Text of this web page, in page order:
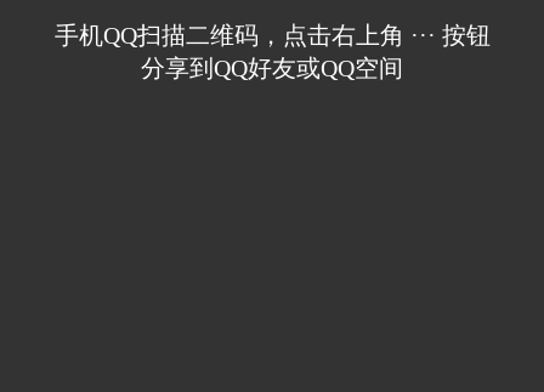
手机QQ扫描二维码，点击右上角 ··· 按钮
分享到QQ好友或QQ空间